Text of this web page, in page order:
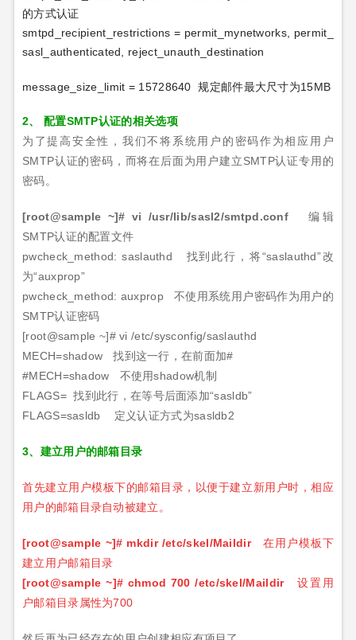
的方式认证
smtpd_recipient_restrictions = permit_mynetworks, permit_
sasl_authenticated, reject_unauth_destination
message_size_limit = 15728640 规定邮件最大尺寸为15MB
2、 配置SMTP认证的相关选项
为了提高安全性，我们不将系统用户的密码作为相应用户
SMTP认证的密码，而将在后面为用户建立SMTP认证专用的
密码。
[root@sample ~]# vi /usr/lib/sasl2/smtpd.conf
编辑
SMTP认证的配置文件
pwcheck_method: saslauthd
找到此行，将“saslauthd”改
为“auxprop”
pwcheck_method: auxprop
不使用系统用户密码作为用户的
SMTP认证密码
[root@sample ~]#vi /etc/sysconfig/saslauthd
MECH=shadow
找到这一行，在前面加#
#MECH=shadow
不使用shadow机制
FLAGS= 找到此行，在等号后面添加“sasldb”
FLAGS=sasldb
定义认证方式为sasldb2
3、建立用户的邮箱目录
首先建立用户模板下的邮箱目录，以便于建立新用户时，相应
用户的邮箱目录自动被建立。
[root@sample ~]# mkdir /etc/skel/Maildir
在用户模板下
建立用户邮箱目录
[root@sample ~]# chmod 700 /etc/skel/Maildir
设置用
户邮箱目录属性为700